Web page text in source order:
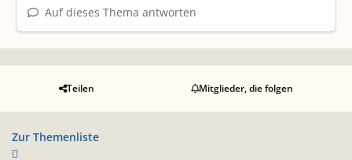
Auf dieses Thema antworten
Teilen Mitglieder, die folgen
Zur Themenliste